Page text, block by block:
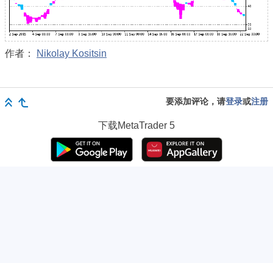
作者： Nikolay Kositsin
要添加评论，请登录或注册
下载MetaTrader 5